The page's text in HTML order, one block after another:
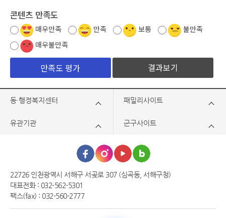
콘텐츠 만족도
매우만족 만족 보통
불만족
매우불만족
결과보기
동·행정복지센터 패밀리사이트
유관기관 군구사이트
22726 인천광역시 서해구 서곶로 307 (심곡동, 서해구청)
대표전화 : 032-562-5301
팩스(fax) : 032-560-2777